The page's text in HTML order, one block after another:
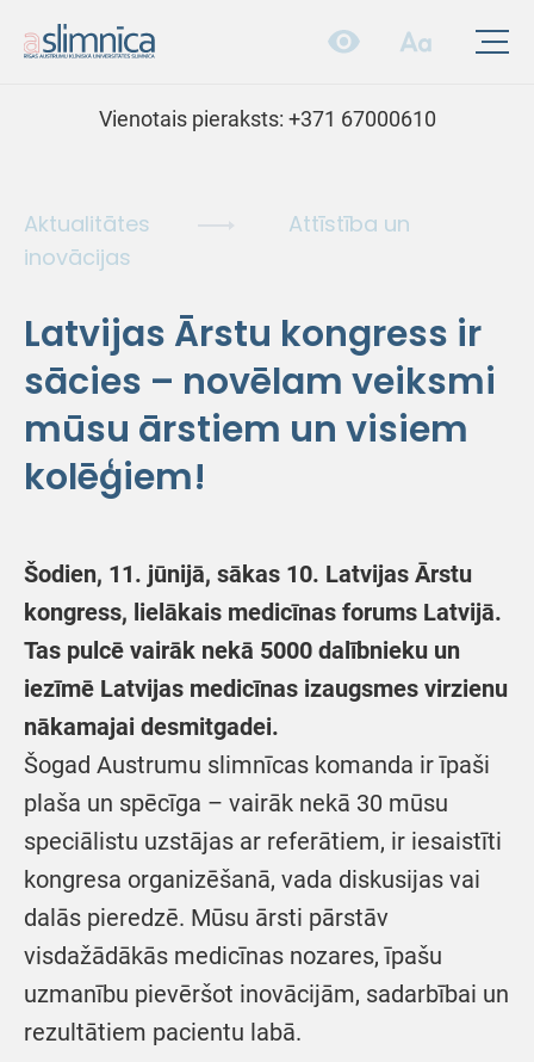
Vienotais pieraksts: +371 67000610
Aktualitātes
Attīstība un
inovācijas
Latvijas Ārstu kongress ir
sācies – novēlam veiksmi
mūsu ārstiem un visiem
kolēģiem!
Šodien, 11. jūnijā, sākas 10. Latvijas Ārstu
kongress, lielākais medicīnas forums Latvijā.
Tas pulcē vairāk nekā 5000 dalībnieku un
iezīmē Latvijas medicīnas izaugsmes virzienu
nākamajai desmitgadei.
Šogad Austrumu slimnīcas komanda ir īpaši
plaša un spēcīga – vairāk nekā 30 mūsu
speciālistu uzstājas ar referātiem, ir iesaistīti
kongresa organizēšanā, vada diskusijas vai
dalās pieredzē. Mūsu ārsti pārstāv
visdažādākās medicīnas nozares, īpašu
uzmanību pievēršot inovācijām, sadarbībai un
rezultātiem pacientu labā.